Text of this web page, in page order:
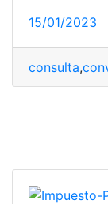
15/01/2023
consulta,